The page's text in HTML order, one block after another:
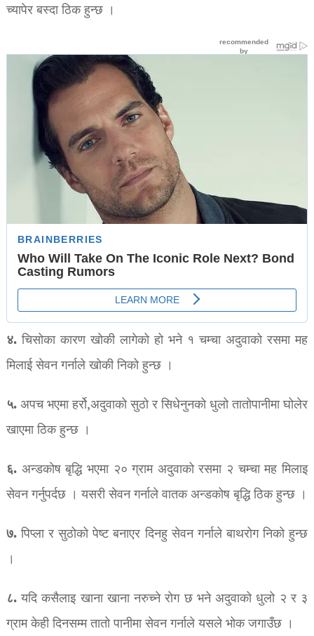
च्यापेर बस्दा ठिक हुन्छ ।
४.चिसोका कारण खोकी लागेको हो भने १ चम्चा अदुवाको रसमा मह
मिलाई सेवन गर्नाले खोकी निको हुन्छ ।
५.अपच भएमा हर्रो,अदुवाको सुठो र सिधेनुनको धुलो तातोपानीमा घोलेर
खाएमा ठिक हुन्छ ।
६.अन्डकोष बृद्धि भएमा २० ग्राम अदुवाको रसमा २ चम्चा मह मिलाइ
सेवन गर्नुपर्दछ । यसरी सेवन गर्नाले वातक अन्डकोष बृद्धि ठिक हुन्छ ।
७.पिप्ला र सुठोको पेष्ट बनाएर दिनहु सेवन गर्नाले बाथरोग निको हुन्छ
।
८.यदि कसैलाइ खाना खाना नरुच्ने रोग छ भने अदुवाको धुलो २ र ३
ग्राम केही दिनसम्म तातो पानीमा सेवन गर्नाले यसले भोक जगाउँछ ।